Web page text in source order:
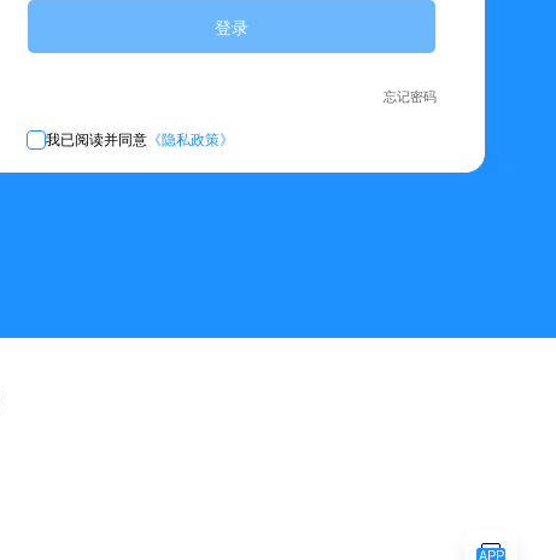
登录
忘记密码
我已阅读并同意 《隐私政策》